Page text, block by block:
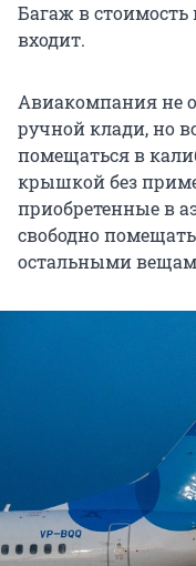
Багаж в
входит.
Авиакомпания не
ручной клади, но
помещаться в
крышкой без
приобретенные в
свободно
остальными